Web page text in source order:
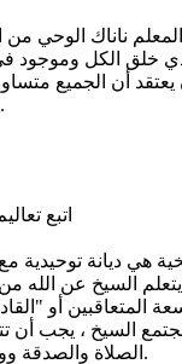
ناناك الوحي من
خلق الكل وموجود
أن الجميع
وجورو جرانث صاحب أساس إيمان السيخ.
اتبع تعاليم 10 السيخ المعلمون جورو جرانث
هي ديانة توحيدية
يتعلم السيخ عن الله
المتعاقبين أو
السيخ ، يجب أن
الصلاة والصدقة وواجب رعاية الآخرين والمساواة بين الجميع.